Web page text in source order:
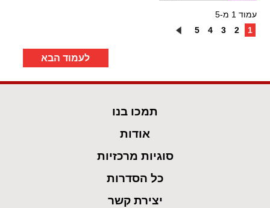
עמוד 1 מ-5
1
2
3
4
5
לעמוד הבא
תמכו בנו
אודות
סוגיות מרכזיות
כל הסדרות
יצירת קשר